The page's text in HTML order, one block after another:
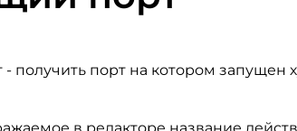
- получить порт на котором запущен